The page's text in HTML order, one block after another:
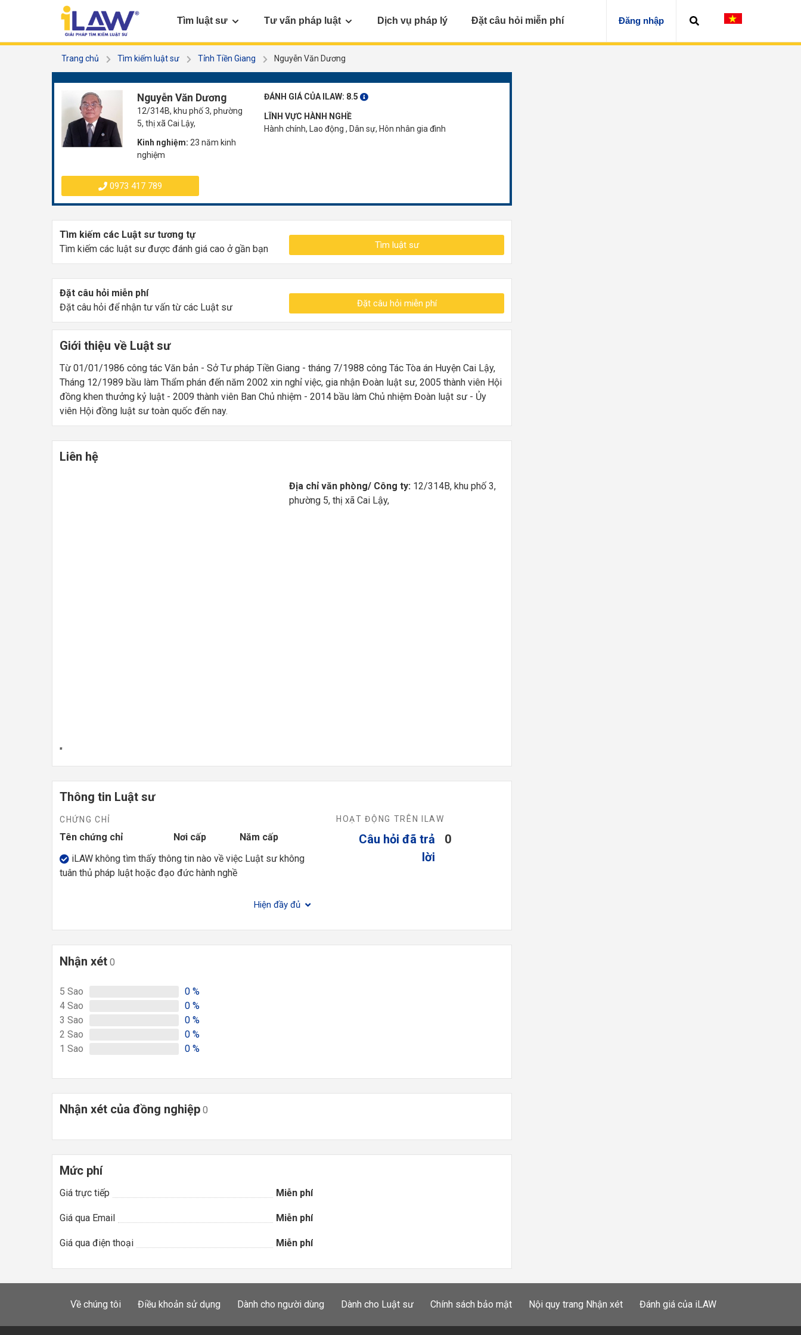
Tìm luật sư Tư vấn pháp luật Dịch vụ pháp lý Đặt câu hỏi miễn phí Đăng nhập
Trang chủ Tìm kiếm luật sư Tỉnh Tiền Giang Nguyễn Văn Dương
Nguyễn Văn Dương
12/314B, khu phố 3, phường
5, thị xã Cai Lậy,
Kinh nghiệm: 23 năm kinh
nghiệm
ĐÁNH GIÁ CỦA ILAW: 8.5
LĨNH VỰC HÀNH NGHỀ
Hành chính, Lao động , Dân sự, Hôn nhân gia đình
0973 417 789
Tìm kiếm các Luật sư tương tự
Tìm kiếm các luật sư được đánh giá cao ở gần bạn
Tìm luật sư
Đặt câu hỏi miễn phí
Đặt câu hỏi để nhận tư vấn từ các Luật sư
Đặt câu hỏi miễn phí
Giới thiệu về Luật sư
Từ 01/01/1986 công tác Văn bản - Sở Tư pháp Tiền Giang - tháng 7/1988 công Tác Tòa án Huyện Cai Lậy,
Tháng 12/1989 bầu làm Thẩm phán đến năm 2002 xin nghỉ việc, gia nhận Đoàn luật sư, 2005 thành viên Hội
đồng khen thưởng kỷ luật - 2009 thành viên Ban Chủ nhiệm - 2014 bầu làm Chủ nhiệm Đoàn luật sư - Ủy
viên Hội đồng luật sư toàn quốc đến nay.
Liên hệ
"
Địa chỉ văn phòng/ Công ty: 12/314B, khu phố 3,
phường 5, thị xã Cai Lậy,
Thông tin Luật sư
CHỨNG CHỈ
Tên chứng chỉ Nơi cấp
Năm cấp
iLAW không tìm thấy thông tin nào về việc Luật sư không
tuân thủ pháp luật hoặc đạo đức hành nghề
HOẠT ĐỘNG TRÊN ILAW
Câu hỏi đã trả
lời
0
Hiện đầy đủ
Nhận xét 0
5 Sao 0 %
4 Sao 0 %
3 Sao 0 %
2 Sao 0 %
1 Sao 0 %
Nhận xét của đồng nghiệp 0
Mức phí
Giá trực tiếp Miễn phí
Giá qua Email Miễn phí
Giá qua điện thoại Miễn phí
Về chúng tôi Điều khoản sử dụng Dành cho người dùng Dành cho Luật sư Chính sách bảo mật Nội quy trang Nhận xét Đánh giá của iLAW